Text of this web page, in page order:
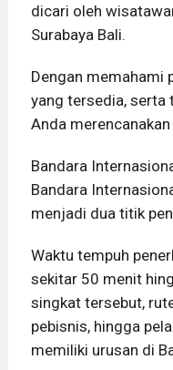
dicari oleh
Surabaya Bali.
Dengan memahami
yang tersedia, serta
Anda
Bandara
Bandara
menjadi dua titik
Waktu tempuh
sekitar 50 menit
singkat tersebut,
pebisnis, hingga
memiliki urusan di